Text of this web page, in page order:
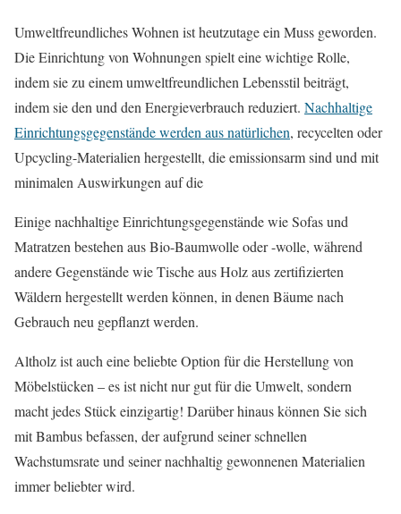
Umweltfreundliches Wohnen ist heutzutage ein Muss geworden.
Die Einrichtung von Wohnungen spielt eine wichtige Rolle,
indem sie zu einem umweltfreundlichen Lebensstil beiträgt,
indem sie den und den Energieverbrauch reduziert. Nachhaltige
Einrichtungsgegenstände werden aus natürlichen, recycelten oder
Upcycling-Materialien hergestellt, die emissionsarm sind und mit
minimalen Auswirkungen auf die
Einige nachhaltige Einrichtungsgegenstände wie Sofas und
Matratzen bestehen aus Bio-Baumwolle oder -wolle, während
andere Gegenstände wie Tische aus Holz aus zertifizierten
Wäldern hergestellt werden können, in denen Bäume nach
Gebrauch neu gepflanzt werden.
Altholz ist auch eine beliebte Option für die Herstellung von
Möbelstücken – es ist nicht nur gut für die Umwelt, sondern
macht jedes Stück einzigartig! Darüber hinaus können Sie sich
mit Bambus befassen, der aufgrund seiner schnellen
Wachstumsrate und seiner nachhaltig gewonnenen Materialien
immer beliebter wird.